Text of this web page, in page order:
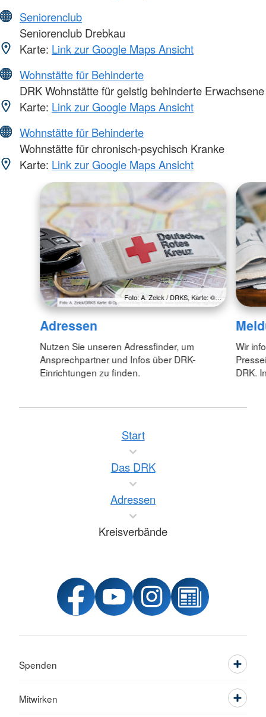
Seniorenclub
Seniorenclub Drebkau
Karte: Link zur Google Maps Ansicht
Wohnstätte für Behinderte
DRK Wohnstätte für geistig behinderte Erwachsene
Karte: Link zur Google Maps Ansicht
Wohnstätte für Behinderte
Wohnstätte für chronisch-psychisch Kranke
Karte: Link zur Google Maps Ansicht
Foto: A. Zelck / DRKS, Karte: ©…
Adressen
Nutzen Sie unseren Adressfinder, um
Ansprechpartner und Infos über DRK-
Einrichtungen zu finden.
Wir
DRK.
Start
Das DRK
Adressen
Kreisverbände
Spenden
Mitwirken